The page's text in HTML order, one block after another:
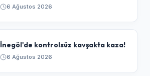
6 Ağustos 2026
İnegöl'de kontrolsüz kavşakta kaza!
6 Ağustos 2026